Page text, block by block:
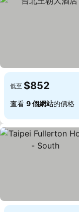
低至 $852
查看 9 個網站的價格